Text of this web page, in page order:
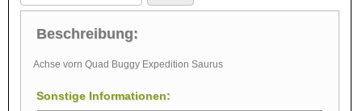
Beschreibung:
Achse vorn Quad Buggy Expedition Saurus
Sonstige Informationen: